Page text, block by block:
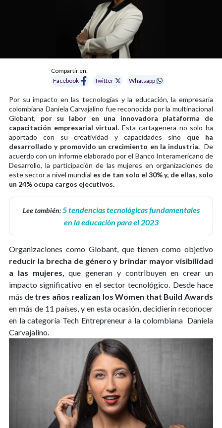
Compartir en:
Facebook
Twitter Whatsapp
Por su impacto en las tecnologías y la educación, la empresaria
colombiana Daniela Carvajalino fue reconocida por la multinacional
Globant, por su labor en una innovadora plataforma de
capacitación empresarial virtual. Esta cartagenera no solo ha
aportado con su creatividad y capacidades sino que ha
desarrollado y promovido un crecimiento en la industria. De
acuerdo con un informe elaborado por el Banco Interamericano de
Desarrollo, la participación de las mujeres en organizaciones de
este sector a nivel mundial es de tan solo el 30% y, de ellas, solo
un 24% ocupa cargos ejecutivos.
Lee también:5 tendencias tecnológicas fundamentales
en la educación para el 2023
Organizaciones como Globant, que tienen como objetivo
reducir la brecha de género y brindar mayor visibilidad
a las mujeres, que generan y contribuyen en crear un
impacto significativo en el sector tecnológico. Desde hace
más de tres años realizan los Women that Build Awards
en más de 11 países, y en esta ocasión, decidierin reconocer
en la categoría Tech Entrepreneur a la colombiana Daniela
Carvajalino.